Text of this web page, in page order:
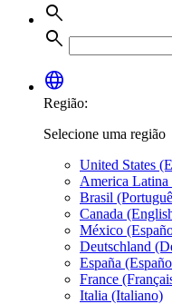
search
search
language
Região:
Selecione uma região
United States
America Latina
Brasil
Canada
México
Deutschland
España
France
Italia (Italiano)